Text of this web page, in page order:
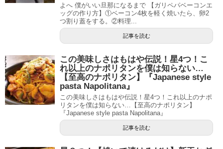
よへ 僕がいい旦那になるまで 【ガリペパベーコンエ
ッグの作り方】①ベーコン4枚を軽く焼いたら、卵2
つ割り蓋をする。②料理...
記事を読む
この美味しさはもはや伝説！星4つ！こ
れ以上のナポリタンを僕は知らない…
【至高のナポリタン】『Japanese style
pasta Napolitana』
この美味しさはもはや伝説！星4つ！これ以上のナポ
リタンを僕は知らない…【至高のナポリタン】
『Japanese style pasta Napolitana』
記事を読む